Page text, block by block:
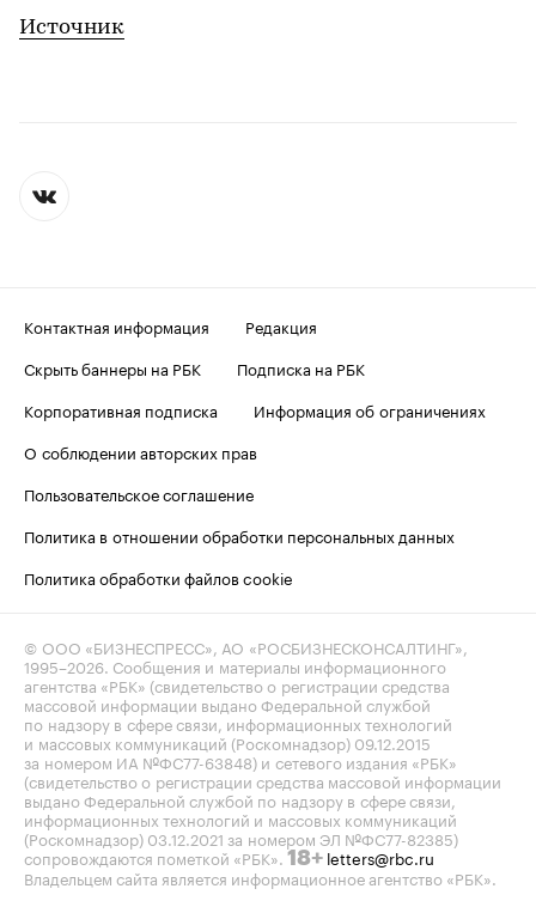
Источник
Контактная информация
Редакция
Скрыть баннеры на РБК
Подписка на РБК
Корпоративная подписка
Информация об ограничениях
О соблюдении авторских прав
Пользовательское соглашение
Политика в отношении обработки персональных данных
Политика обработки файлов cookie
© ООО «БИЗНЕСПРЕСС», АО «РОСБИЗНЕСКОНСАЛТИНГ»,
1995–2026. Сообщения и материалы информационного
агентства «РБК» (свидетельство о регистрации средства
массовой информации выдано Федеральной службой
по надзору в сфере связи, информационных технологий
и массовых коммуникаций (Роскомнадзор) 09.12.2015
за номером ИА №ФС77-63848) и сетевого издания «РБК»
(свидетельство о регистрации средства массовой информации
выдано Федеральной службой по надзору в сфере связи,
информационных технологий и массовых коммуникаций
(Роскомнадзор) 03.12.2021 за номером ЭЛ №ФС77-82385)
сопровождаются пометкой «РБК». 18+ letters@rbc.ru
Владельцем сайта является информационное агентство «РБК».